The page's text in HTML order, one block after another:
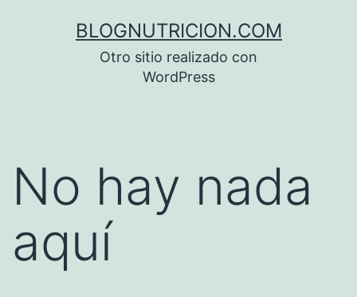
BLOGNUTRICION.COM
Otro sitio realizado con
WordPress
No hay nada
aquí